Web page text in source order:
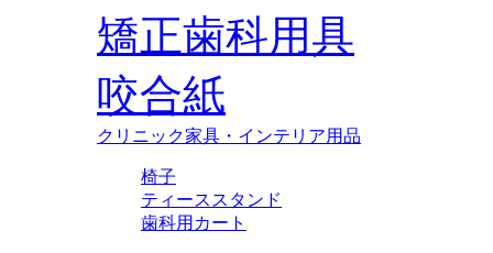
矯正歯科用具
咬合紙
クリニック家具・インテリア用品
椅子
ティーススタンド
歯科用カート